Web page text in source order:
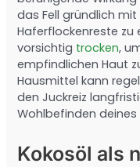
das Fell gründlich
Haferflockenreste zu
vorsichtig trocken,
empfindlichen Haut
Hausmittel kann
den Juckreiz
Wohlbefinden deines
Kokosöl als